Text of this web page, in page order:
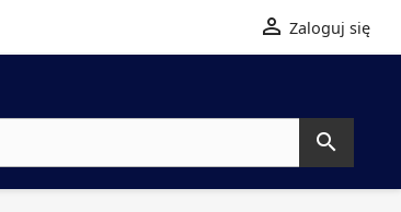
 Zaloguj się
